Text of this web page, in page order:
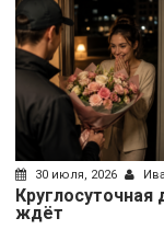
30 июля, 2026
Круглосуточная
ждёт